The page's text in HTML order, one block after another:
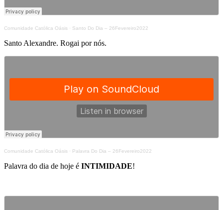
Comunidade Católica Oásis · Santo Do Dia – 26Fevereiro2022
Santo Alexandre. Rogai por nós.
Comunidade Católica Oásis · Palavra Do Dia – 26Fevereiro2022
Palavra do dia de hoje é INTIMIDADE!